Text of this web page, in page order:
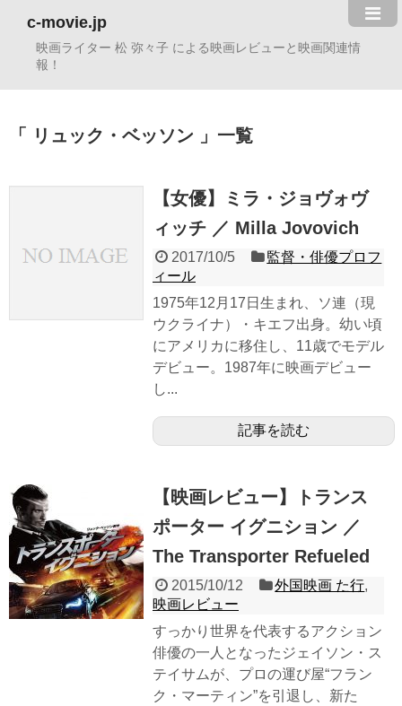
c-movie.jp
映画ライター 松 弥々子 による映画レビューと映画関連情
報！
リュック・ベッソン 一覧
【女優】ミラ・ジョヴォヴ
ィッチ ／ Milla Jovovich
2017/10/5
監督・俳優プロフ
ィール
1975年12月17日生まれ、ソ連（現
ウクライナ）・キエフ出身。幼い頃
にアメリカに移住し、11歳でモデル
デビュー。1987年に映画デビュー
し...
記事を読む
【映画レビュー】トランス
ポーター イグニション ／
The Transporter Refueled
2015/10/12 外国映画 た行,
映画レビュー
すっかり世界を代表するアクション
俳優の一人となったジェイソン・ス
テイサムが、プロの運び屋“フラン
ク・マーティン”を引退し、新た